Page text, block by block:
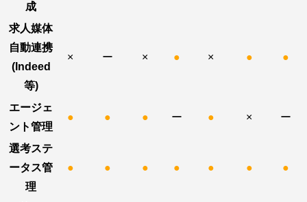
成
求人媒体
自動連携
(Indeed
等)
× ー × ● × ● ●
エージェ
ント管理
● ● ● ー ● × ー
選考ステ
ータス管
理
● ● ● ● ● ● ●